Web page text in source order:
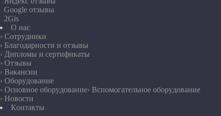
Google отзывы
2Gis
О нас
› Сотрудники
› Благодарности и отзывы
› Дипломы и сертификаты
› Отзывы
› Вакансии
› Оборудование
› Основное оборудование› Вспомогательное оборудование
› Новости
Контакты